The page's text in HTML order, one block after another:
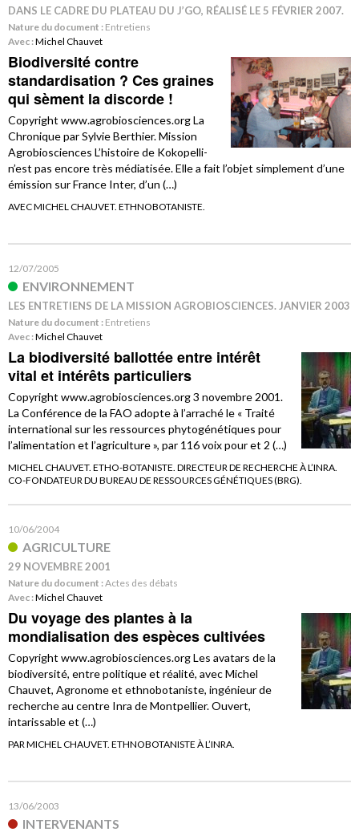
DANS LE CADRE DU PLATEAU DU J’GO, RÉALISÉ LE 5 FÉVRIER 2007.
Nature du document : Entretiens
Avec :Michel Chauvet
Biodiversité contre
standardisation ? Ces graines
qui sèment la discorde !
Copyright www.agrobiosciences.org La
Chronique par Sylvie Berthier. Mission
Agrobiosciences L’histoire de Kokopelli-
n’est pas encore très médiatisée. Elle a fait l’objet simplement d’une
émission sur France Inter, d’un (…)
AVEC MICHEL CHAUVET. ETHNOBOTANISTE.
12/07/2005
ENVIRONNEMENT
LES ENTRETIENS DE LA MISSION AGROBIOSCIENCES. JANVIER 2003
Nature du document : Entretiens
Avec :Michel Chauvet
La biodiversité ballottée entre intérêt
vital et intérêts particuliers
Copyright www.agrobiosciences.org 3 novembre 2001.
La Conférence de la FAO adopte à l’arraché le « Traité
international sur les ressources phytogénétiques pour
l’alimentation et l’agriculture », par 116 voix pour et 2 (…)
MICHEL CHAUVET. ETHO-BOTANISTE. DIRECTEUR DE RECHERCHE À L’INRA.
CO-FONDATEUR DU BUREAU DE RESSOURCES GÉNÉTIQUES (BRG).
10/06/2004
AGRICULTURE
29 NOVEMBRE 2001
Nature du document :Actes des débats
Avec :Michel Chauvet
Du voyage des plantes à la
mondialisation des espèces cultivées
Copyright www.agrobiosciences.org Les avatars de la
biodiversité, entre politique et réalité, avec Michel
Chauvet, Agronome et ethnobotaniste, ingénieur de
recherche au centre Inra de Montpellier. Ouvert,
intarissable et (…)
PAR MICHEL CHAUVET. ETHNOBOTANISTE À L’INRA.
13/06/2003
INTERVENANTS